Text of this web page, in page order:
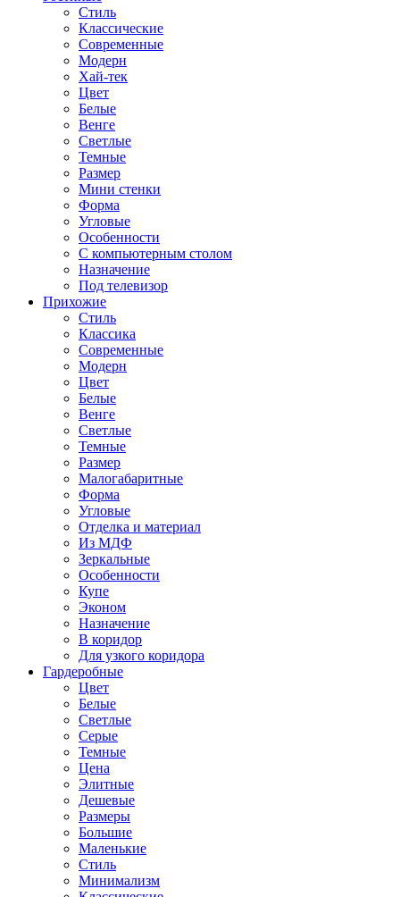
Стиль
Классические
Современные
Модерн
Хай-тек
Цвет
Белые
Венге
Светлые
Темные
Размер
Мини стенки
Форма
Угловые
Особенности
С компьютерным столом
Назначение
Под телевизор
Прихожие
Стиль
Классика
Современные
Модерн
Цвет
Белые
Венге
Светлые
Темные
Размер
Малогабаритные
Форма
Угловые
Отделка и материал
Из МДФ
Зеркальные
Особенности
Купе
Эконом
Назначение
В коридор
Для узкого коридора
Гардеробные
Цвет
Белые
Светлые
Серые
Темные
Цена
Элитные
Дешевые
Размеры
Большие
Маленькие
Стиль
Минимализм